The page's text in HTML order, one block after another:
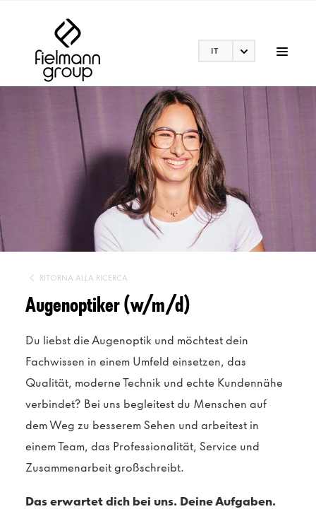
IT
RITORNA ALLA RICERCA
Augenoptiker (w/m/d)
Du liebst die Augenoptik und möchtest dein
Fachwissen in einem Umfeld einsetzen, das
Qualität, moderne Technik und echte Kundennähe
verbindet? Bei uns begleitest du Menschen auf
dem Weg zu besserem Sehen und arbeitest in
einem Team, das Professionalität, Service und
Zusammenarbeit großschreibt.
Das erwartet dich bei uns. Deine Aufgaben.